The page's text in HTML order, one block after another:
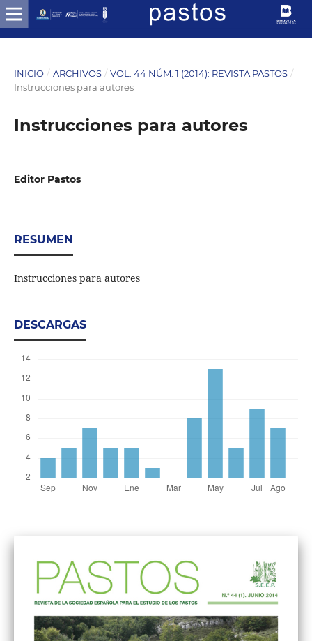
INICIO / ARCHIVOS / VOL. 44 NÚM. 1 (2014): REVISTA PASTOS /
Instrucciones para autores
Instrucciones para autores
Editor Pastos
RESUMEN
Instrucciones para autores
DESCARGAS